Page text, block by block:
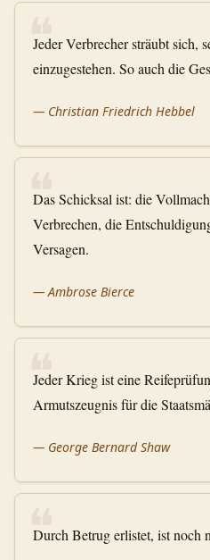
❝
Jeder Verbrecher sträubt sich,
einzugestehen. So auch die
— Christian Friedrich Hebbel
❝
Das Schicksal ist: die
Verbrechen, die
Versagen.
—Ambrose Bierce
❝
Jeder Krieg ist eine
Armutszeugnis für die
— George Bernard Shaw
❝
Durch Betrug erlistet, ist noch